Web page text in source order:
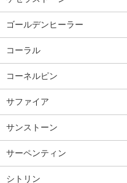
ゴールデンヒーラー
コーラル
コーネルピン
サファイア
サンストーン
サーペンティン
シトリン